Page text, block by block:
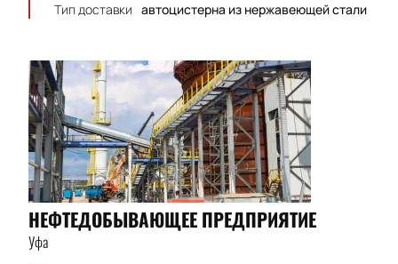
Тип доставки автоцистерна из нержавеющей стали
НЕФТЕДОБЫВАЮЩЕЕ ПРЕДПРИЯТИЕ
Уфа